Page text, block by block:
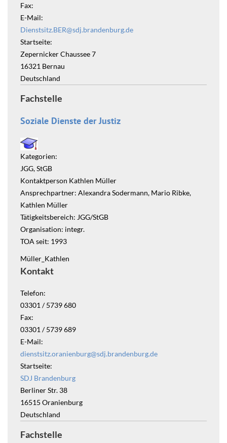
Fax:
E-Mail:
Dienstsitz.BER@sdj.brandenburg.de
Startseite:
Zepernicker Chaussee 7
16321 Bernau
Deutschland
Fachstelle
Soziale Dienste der Justiz
Kategorien:
JGG, StGB
Kontaktperson Kathlen Müller
Ansprechpartner: Alexandra Sodermann, Mario Ribke,
Kathlen Müller
Tätigkeitsbereich: JGG/StGB
Organisation: integr.
TOA seit: 1993
Müller_Kathlen
Kontakt
Telefon:
03301 / 5739 680
Fax:
03301 / 5739 689
E-Mail:
dienstsitz.oranienburg@sdj.brandenburg.de
Startseite:
SDJ Brandenburg
Berliner Str. 38
16515 Oranienburg
Deutschland
Fachstelle